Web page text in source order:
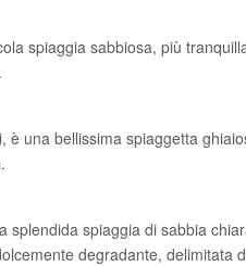
spiaggia sabbiosa, più
è una bellissima spiaggetta
splendida spiaggia di sabbia
degradante, delimitata